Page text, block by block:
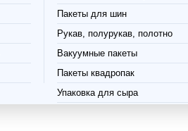
Пакеты для шин
Рукав, полурукав, полотно
Вакуумные пакеты
Пакеты квадропак
Упаковка для сыра